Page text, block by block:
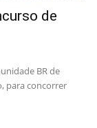
de
BR de
para concorrer